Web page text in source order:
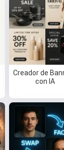
Creador de
con IA
Acepto:
Política de
Política de